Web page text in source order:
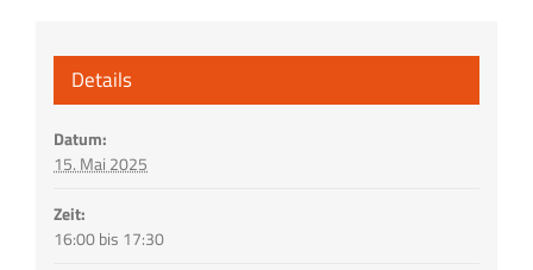
Details
Datum:
15. Mai 2025
Zeit:
16:00 bis 17:30